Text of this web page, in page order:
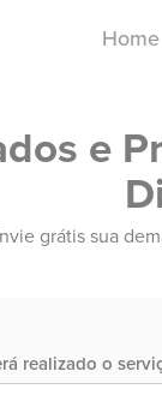
Home
e
grátis sua
realizado o